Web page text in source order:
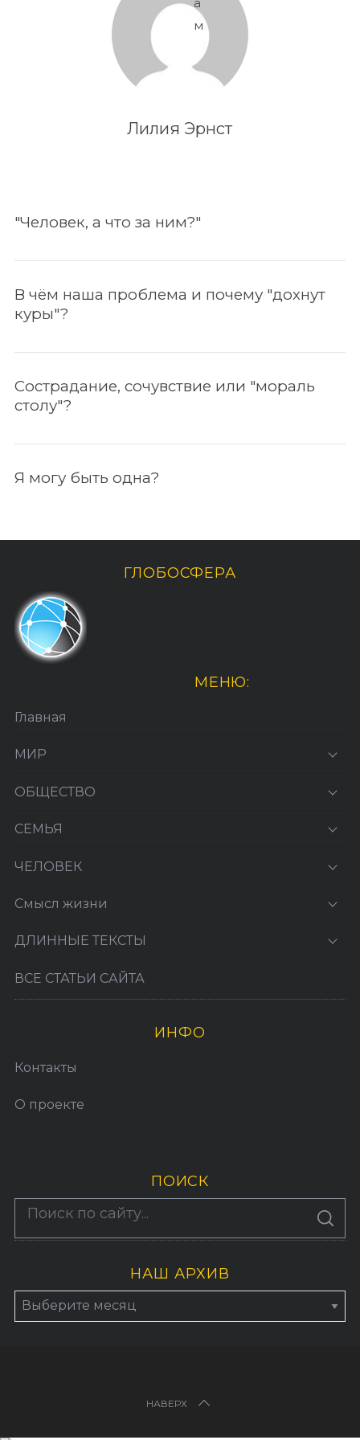
м
Лилия Эрнст
"Человек, а что за ним?"
В чём наша проблема и почему "дохнут
куры"?
Сострадание, сочувствие или "мораль
столу"?
Я могу быть одна?
ГЛОБОСФЕРА
МЕНЮ:
Главная
МИР
ОБЩЕСТВО
СЕМЬЯ
ЧЕЛОВЕК
Смысл жизни
ДЛИННЫЕ ТЕКСТЫ
ВСЕ СТАТЬИ САЙТА
ИНФО
Контакты
О проекте
ПОИСК
S
A
По авторам
НАШ АРХИВ
НАВЕРХ